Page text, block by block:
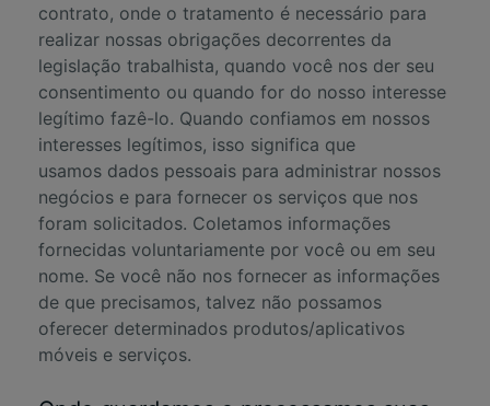
contrato, onde o tratamento é necessário para
realizar nossas obrigações decorrentes da
legislação trabalhista, quando você nos der seu
consentimento ou quando for do nosso interesse
legítimo fazê-lo. Quando confiamos em nossos
interesses legítimos, isso significa que
usamos dados pessoais para administrar nossos
negócios e para fornecer os serviços que nos
foram solicitados. Coletamos informações
fornecidas voluntariamente por você ou em seu
nome. Se você não nos fornecer as informações
de que precisamos, talvez não possamos
oferecer determinados produtos/aplicativos
móveis e serviços.